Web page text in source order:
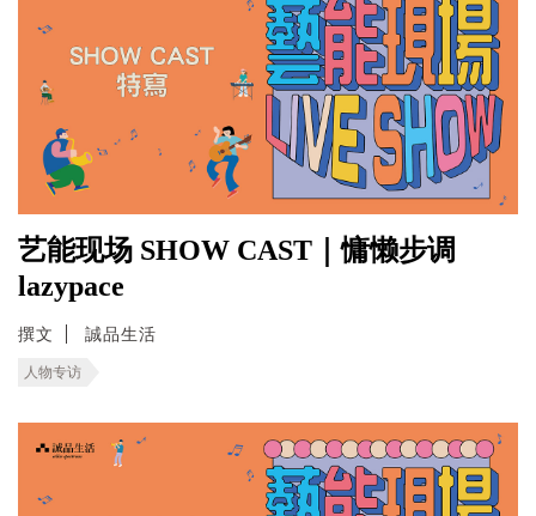
艺能现场 SHOW CAST｜慵懒步调
lazypace
撰文 誠品生活
人物专访